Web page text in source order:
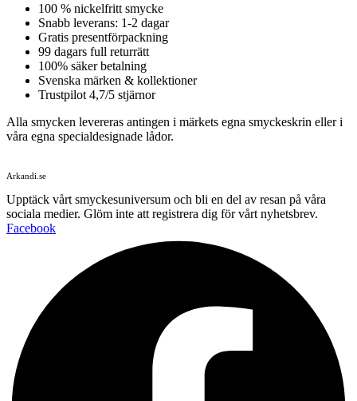
100 % nickelfritt smycke
Snabb leverans: 1-2 dagar
Gratis presentförpackning
99 dagars full returrätt
100% säker betalning
Svenska märken & kollektioner
Trustpilot 4,7/5 stjärnor
Alla smycken levereras antingen i märkets egna smyckeskrin eller i
våra egna specialdesignade lådor.
Arkandi.se
Upptäck vårt smyckesuniversum och bli en del av resan på våra
sociala medier. Glöm inte att registrera dig för vårt nyhetsbrev.
Facebook